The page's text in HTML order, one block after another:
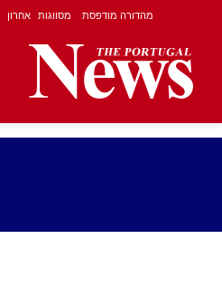
מהדורה מודפסת מסווגות אחרון